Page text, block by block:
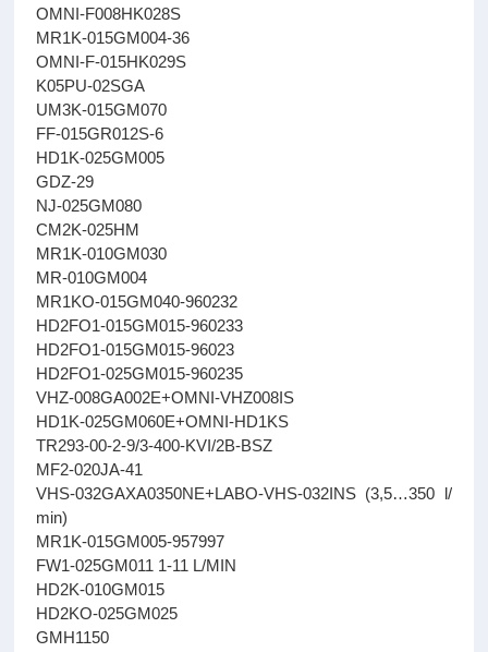
OMNI-F008HK028S
MR1K-015GM004-36
OMNI-F-015HK029S
K05PU-02SGA
UM3K-015GM070
FF-015GR012S-6
HD1K-025GM005
GDZ-29
NJ-025GM080
CM2K-025HM
MR1K-010GM030
MR-010GM004
MR1KO-015GM040-960232
HD2FO1-015GM015-960233
HD2FO1-015GM015-96023
HD2FO1-025GM015-960235
VHZ-008GA002E+OMNI-VHZ008IS
HD1K-025GM060E+OMNI-HD1KS
TR293-00-2-9/3-400-KVI/2B-BSZ
MF2-020JA-41
VHS-032GAXA0350NE+LABO-VHS-032INS (3,5…350 l/
min)
MR1K-015GM005-957997
FW1-025GM011 1-11 L/MIN
HD2K-010GM015
HD2KO-025GM025
GMH1150